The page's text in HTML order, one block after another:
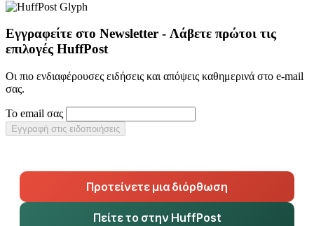
Εγγραφείτε στο Newsletter - Λάβετε πρώτοι τις
επιλογές HuffPost
Οι πιο ενδιαφέρουσες ειδήσεις και απόψεις καθημερινά στο e-mail
σας.
Το email σας
Εγγραφή στις ειδοποιήσεις
Προτείνετε μια διόρθωση
Πείτε το στην HuffPost